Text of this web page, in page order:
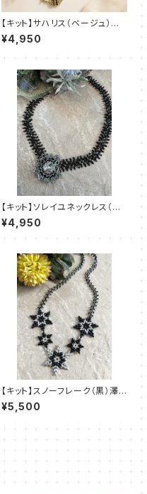
【キット】サハリス（ベージュ）新
川智未
¥4,950
【キット】ソレイユネックレス（黒
系）澤田美子
¥4,950
【キット】スノーフレーク（黒）澤
田美子
¥5,500